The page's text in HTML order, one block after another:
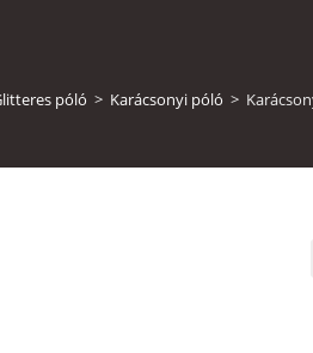
póló > Karácsonyi póló >